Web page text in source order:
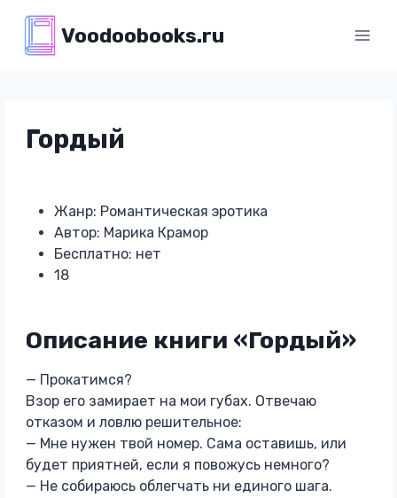
содержимому
Voodoobooks.ru
Гордый
Жанр: Романтическая эротика
Автор: Марика Крамор
Бесплатно: нет
18
Описание книги «Гордый»
— Прокатимся?
Взор его замирает на мои губах. Отвечаю
отказом и ловлю решительное:
— Мне нужен твой номер. Сама оставишь, или
будет приятней, если я повожусь немного?
— Не собираюсь облегчать ни единого шага.